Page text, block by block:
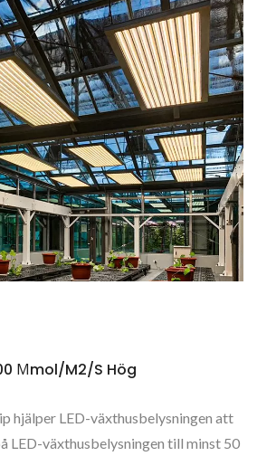
Μmol/m2/s Hög
hjälper LED-växthusbelysningen att
LED-växthusbelysningen till minst 50